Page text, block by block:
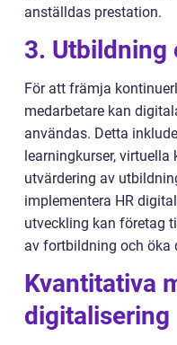
anställdas prestation.
3. Utbildning
För att främja
medarbetare kan
användas. Detta
learningkurser,
utvärdering av
implementera HR
utveckling kan företag
av fortbildning och öka
Kvantitativa
digitalisering